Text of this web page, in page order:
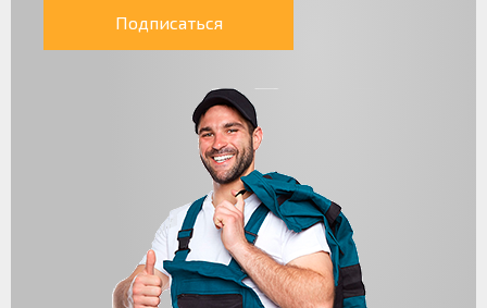
Подписаться